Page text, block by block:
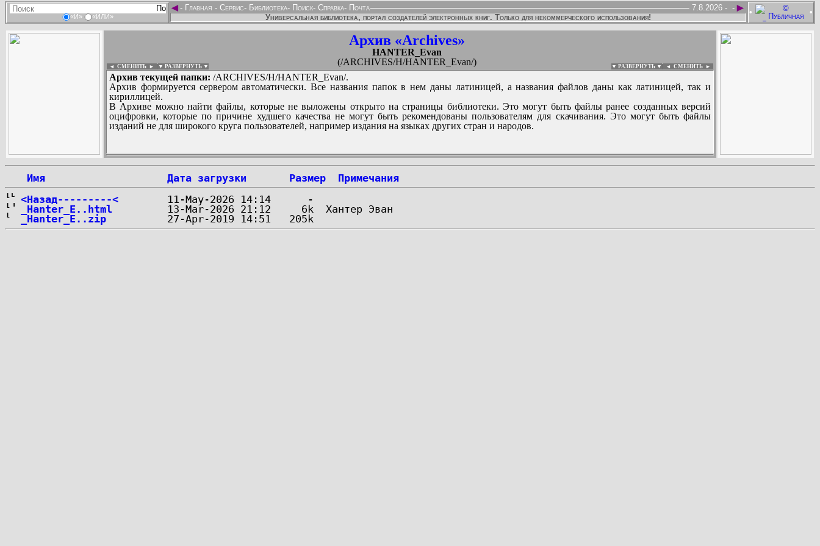
«И» «ИЛИ»
• •
◄ ►
- Главная - Сервис- Библиотека- Поиск- Справка- Почта -
7.8.2026 -
Универсальная библиотека, портал создателей электронных книг. Только для некоммерческого использования!
Архив «Archives»
HANTER_Evan
(/ARCHIVES/H/HANTER_Evan/)
◄ СМЕНИТЬ ► ▼ РАЗВЕРНУТЬ ▼ ▼ РАЗВЕРНУТЬ ▼ ◄ СМЕНИТЬ ►
Архив текущей папки: /ARCHIVES/H/HANTER_Evan/.
Архив формируется сервером автоматически. Все названия папок в нем даны латиницей, а названия файлов даны как латиницей, так и
кириллицей.
В Архиве можно найти файлы, которые не выложены открыто на страницы библиотеки. Это могут быть файлы ранее созданных версий
оцифровки, которые по причине худшего качества не могут быть рекомендованы пользователям для скачивания. Это могут быть файлы
изданий не для широкого круга пользователей, например издания на языках других стран и народов.
:
...
Имя Дата загрузки Размер
Примечания
<Назад---------<
_Hanter_E..html
_Hanter_E..zip